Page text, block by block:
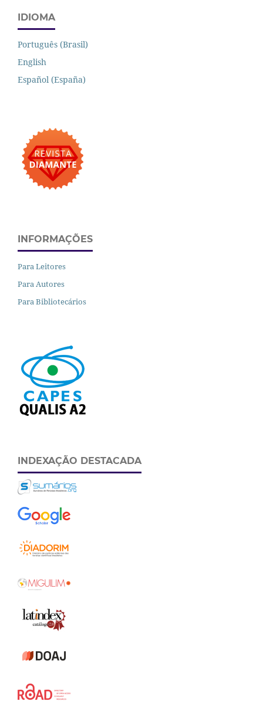
IDIOMA
Português (Brasil)
English
Español (España)
INFORMAÇÕES
Para Leitores
Para Autores
Para Bibliotecários
INDEXAÇÃO DESTACADA